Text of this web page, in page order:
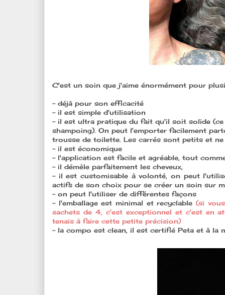
C'est un soin que j'aime énormément pour
- déjà pour son efficacité
- il est simple d'utilisation
- il est ultra pratique du fait qu'il soit solide
shampoing). On peut l'emporter facilement
trousse de toilette. Les carrés sont petits et ne
- il est économique
- l'application est facile et agréable, tout
- il démèle parfaitement les cheveux,
- il est customisable à volonté, on peut
actifs de son choix pour se créer un soin sur
- on peut l'utiliser de différentes façons
- l'emballage est minimal et recyclable (si
sachets de 4, c'est exceptionnel et c'est en
tenais à faire cette petite précision)
- la compo est clean, il est certifié Peta et à la